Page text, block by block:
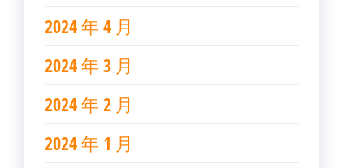
2024 年 4 月
2024 年 3 月
2024 年 2 月
2024 年 1 月